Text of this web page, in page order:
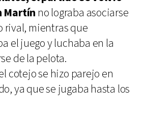
Martín no lograba asociarse
rival, mientras que
el juego y luchaba en la
de la pelota.
cotejo se hizo parejo en
ya que se jugaba hasta los